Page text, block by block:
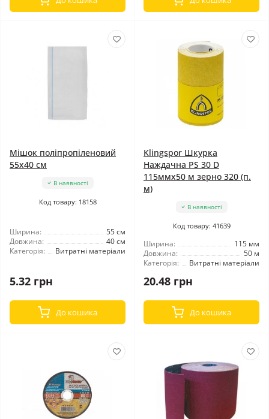
Мішок поліпропіленовий
55x40 см
В наявності
Код товару: 18158
Ширина:
55 см
Довжина:
40 см
Категорія:
Витратні матеріали
5.32 грн
До кошика
Klingspor Шкурка
Наждачна PS 30 D
115ммх50 м зерно 320 (п.
м)
В наявності
Код товару: 41639
Ширина:
115 мм
Довжина:
50 м
Категорія:
Витратні матеріали
20.48 грн
До кошика